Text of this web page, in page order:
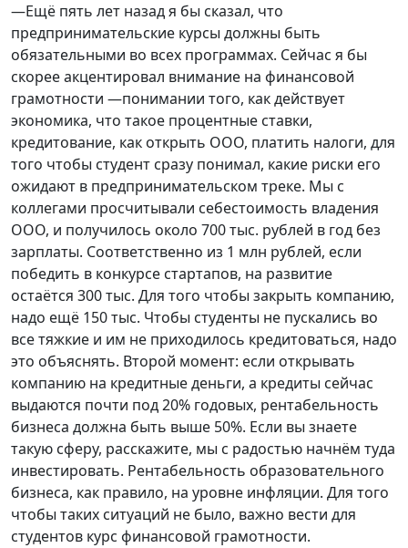
—Ещё пять лет назад я бы сказал, что
предпринимательские курсы должны быть
обязательными во всех программах. Сейчас я бы
скорее акцентировал внимание на финансовой
грамотности —понимании того, как действует
экономика, что такое процентные ставки,
кредитование, как открыть ООО, платить налоги, для
того чтобы студент сразу понимал, какие риски его
ожидают в предпринимательском треке. Мы с
коллегами просчитывали себестоимость владения
ООО, и получилось около 700 тыс. рублей в год без
зарплаты. Соответственно из 1 млн рублей, если
победить в конкурсе стартапов, на развитие
остаётся 300 тыс. Для того чтобы закрыть компанию,
надо ещё 150 тыс. Чтобы студенты не пускались во
все тяжкие и им не приходилось кредитоваться, надо
это объяснять. Второй момент: если открывать
компанию на кредитные деньги, а кредиты сейчас
выдаются почти под 20% годовых, рентабельность
бизнеса должна быть выше 50%. Если вы знаете
такую сферу, расскажите, мы с радостью начнём туда
инвестировать. Рентабельность образовательного
бизнеса, как правило, на уровне инфляции. Для того
чтобы таких ситуаций не было, важно вести для
студентов курс финансовой грамотности.